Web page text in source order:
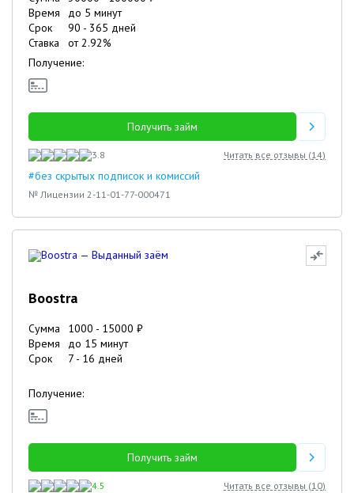
Время
до 5 минут
Срок
90 - 365 дней
Ставка
от2.92%
Получение:
Получить займ
3.8 Читать все отзывы (14)
#без скрытых подписок и комиссий
№ Лицензии 2-11-01-77-000471
Boostra
Сумма 1000 - 15000 ₽
Время
до 15 минут
Срок
7 - 16 дней
Получение:
Получить займ
4.5 Читать все отзывы (10)